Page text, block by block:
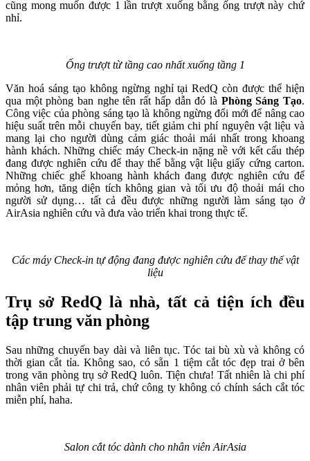
cũng mong muốn được 1 lần trượt xuống bằng ống trượt này chứ
nhỉ.
Ống trượt từ tầng cao nhất xuống tầng 1
Văn hoá sáng tạo không ngừng nghỉ tại RedQ còn được thể hiện
qua một phòng ban nghe tên rất hấp dẫn đó là Phòng Sáng Tạo.
Công việc của phòng sáng tạo là không ngừng đổi mới để nâng cao
hiệu suất trên mỗi chuyến bay, tiết giảm chi phí nguyên vật liệu và
mang lại cho người dùng cảm giác thoải mái nhất trong khoang
hành khách. Những chiếc máy Check-in nặng nề với kết cấu thép
đang được nghiên cứu để thay thế bằng vật liệu giấy cứng carton.
Những chiếc ghế khoang hành khách đang được nghiên cứu để
mỏng hơn, tăng diện tích không gian và tối ưu độ thoải mái cho
người sử dụng… tất cả đều được những người làm sáng tạo ở
AirAsia nghiên cứu và đưa vào triển khai trong thực tế.
Các máy Check-in tự động đang được nghiên cứu để thay thế vật
liệu
Trụ sở RedQ là nhà, tất cả tiện ích đều
tập trung văn phòng
Sau những chuyến bay dài và liên tục. Tóc tai bù xù và không có
thời gian cắt tỉa. Không sao, có sẵn 1 tiệm cắt tóc đẹp trai ở bên
trong văn phòng trụ sở RedQ luôn. Tiện chưa! Tất nhiên là chi phí
nhân viên phải tự chi trả, chứ công ty không có chính sách cắt tóc
miễn phí, haha.
Salon cắt tóc dành cho nhân viên AirAsia